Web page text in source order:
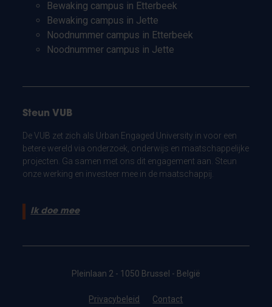
Bewaking campus in Etterbeek
Bewaking campus in Jette
Noodnummer campus in Etterbeek
Noodnummer campus in Jette
Steun VUB
De VUB zet zich als Urban Engaged University in voor een
betere wereld via onderzoek, onderwijs en maatschappelijke
projecten. Ga samen met ons dit engagement aan. Steun
onze werking en investeer mee in de maatschappij.
Ik doe mee
Pleinlaan 2 - 1050 Brussel - België
Privacybeleid Contact